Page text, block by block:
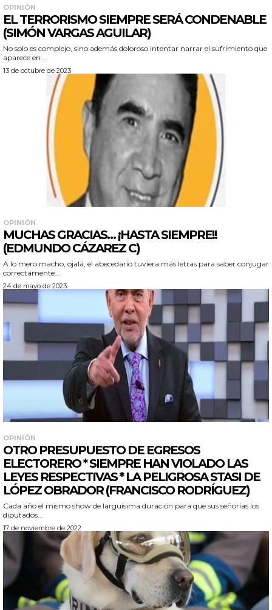
OPINIÓN
EL TERRORISMO SIEMPRE SERÁ CONDENABLE
(SIMÓN VARGAS AGUILAR)
No solo es complejo, sino además doloroso intentar narrar el sufrimiento que
aparece en...
13 de octubre de 2023
OPINIÓN
MUCHAS GRACIAS… ¡HASTA SIEMPRE!!
(EDMUNDO CÁZAREZ C)
A lo mero macho, ojalá, el abecedario tuviera más letras para saber conjugar
correctamente...
24 de mayo de 2023
OPINIÓN
OTRO PRESUPUESTO DE EGRESOS
ELECTORERO * SIEMPRE HAN VIOLADO LAS
LEYES RESPECTIVAS * LA PELIGROSA STASI DE
LÓPEZ OBRADOR (FRANCISCO RODRÍGUEZ)
Cada año el mismo show de larguísima duración para que sus señorías los
diputados...
17 de noviembre de 2022